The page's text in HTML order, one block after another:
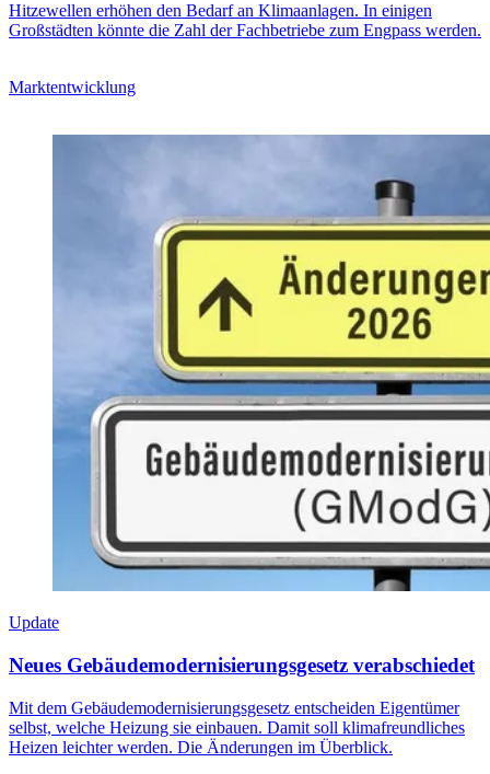
Hitzewellen erhöhen den Bedarf an Klimaanlagen. In einigen
Großstädten könnte die Zahl der Fachbetriebe zum Engpass werden.
Marktentwicklung
Update
Neues Gebäudemodernisierungsgesetz verabschiedet
Mit dem Gebäudemodernisierungsgesetz entscheiden Eigentümer
selbst, welche Heizung sie einbauen. Damit soll klimafreundliches
Heizen leichter werden. Die Änderungen im Überblick.